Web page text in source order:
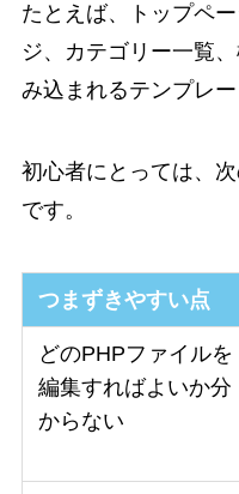
たとえば、トップペ
ジ、カテゴリー一覧
み込まれるテンプレ
初心者にとっては、
です。
つまずきやすい点
どのPHPファイルを
編集すればよいか分
からない